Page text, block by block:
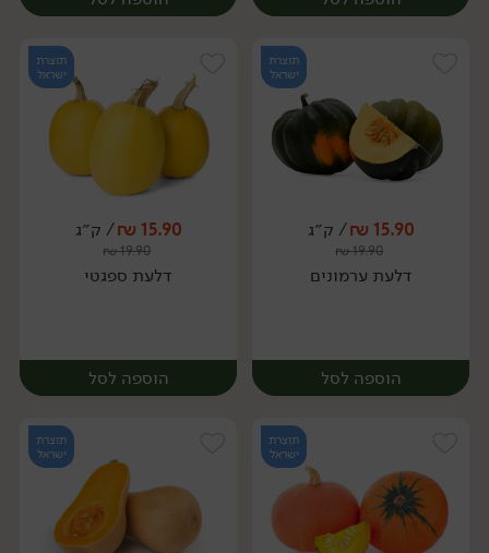
יח׳ ק״ג
תוצרת
ישראל
15.90
₪/ ק״ג
19.90
₪
דלעת ערמונים
הוספה לסל
תוצרת
ישראל
15.90
₪/ ק״ג
19.90
₪
דלעת ספגטי
הוספה לסל
תוצרת
ישראל
תוצרת
ישראל